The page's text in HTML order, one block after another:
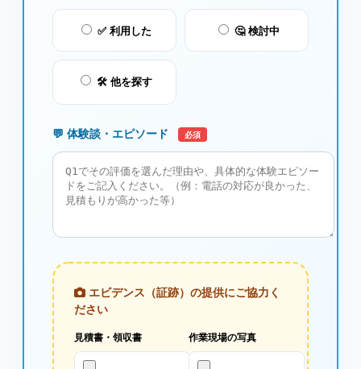
✅ 利用した 🤔 検討中
🛠️ 他を探す
💬 体験談・エピソード 必須
エビデンス（証跡）の提供にご協力く
ださい
見積書・領収書 作業現場の写真